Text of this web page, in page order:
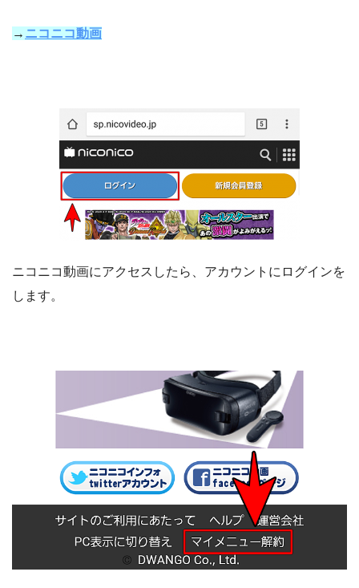
→ ニコニコ動画
ニコニコ動画にアクセスしたら、アカウントにログインを
します。